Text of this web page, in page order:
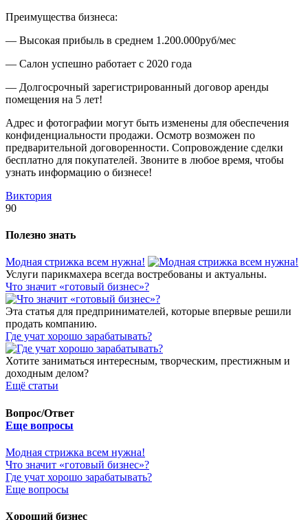
Преимущества бизнеса:
— Высокая прибыль в среднем 1.200.000руб/мес
— Салон успешно работает с 2020 года
— Долгосрочный зарегистрированный договор аренды
помещения на 5 лет!
Адрес и фотографии могут быть изменены для обеспечения
конфиденциальности продажи. Осмотр возможен по
предварительной договоренности. Сопровождение сделки
бесплатно для покупателей. Звоните в любое время, чтобы
узнать информацию о бизнесе!
Виктория
90
Полезно знать
Модная стрижка всем нужна!
Услуги парикмахера всегда востребованы и актуальны.
​Что значит «готовый бизнес»?
Эта статья для предпринимателей, которые впервые решили
продать компанию.
​Где учат хорошо зарабатывать?
Хотите заниматься интересным, творческим, престижным и
доходным делом?
Ещё статьи
Вопрос/Ответ
Еще вопросы
Модная стрижка всем нужна!
​Что значит «готовый бизнес»?
​Где учат хорошо зарабатывать?
Еще вопросы
Хороший бизнес